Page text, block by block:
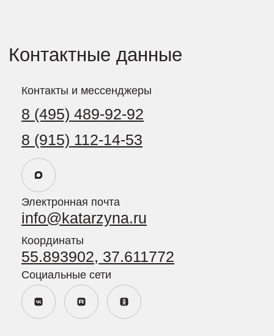
Согласие на получение рекламно-информационных
материалов
Сайт разработан
MAJIX.RU
Согласие пользователя сайта на обработку персональных
данных
Политика конфиденциальности персональных данных
посетителей сайта
Политика в отношении обработки персональных данных
127560, Россия, Москва,